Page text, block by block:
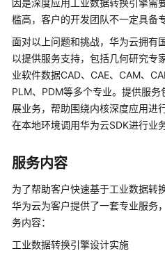
咨
询
与
规
划
上
与
施
上
云
移
因是深度应用工业数据转换引擎需
槛高，客户的开发团队不一定具备
面对以上问题和挑战，华为云拥有
以提供服务支持，包括几何研究专
业软件数据CAD、CAE、CAM、
PLM、PDM等多个专业。提供服
展业务，帮助围绕内核深度应用进
在本地环境调用华为云SDK进行业
服务内容
为了帮助客户快速基于工业数据转
华为云为客户提供了一套专业服务
务内容：
工业数据转换引擎设计实施